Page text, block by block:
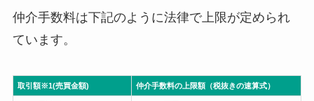
仲介手数料は下記のように法律で上限が定められ
ています。
取引額※1(売買金額) 仲介手数料の上限額（税抜きの速算式）